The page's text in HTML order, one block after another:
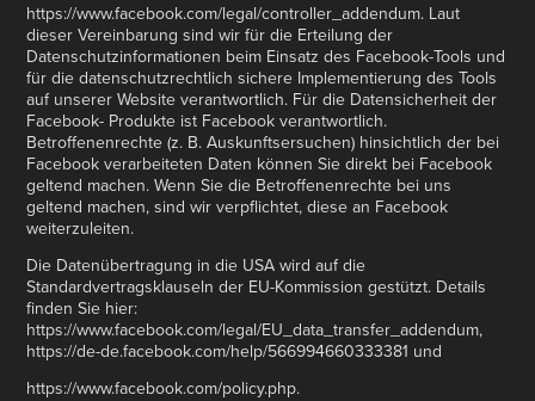
https://www.facebook.com/legal/controller_addendum. Laut
dieser Vereinbarung sind wir für die Erteilung der
Datenschutzinformationen beim Einsatz des Facebook-Tools und
für die datenschutzrechtlich sichere Implementierung des Tools
auf unserer Website verantwortlich. Für die Datensicherheit der
Facebook- Produkte ist Facebook verantwortlich.
Betroffenenrechte (z. B. Auskunftsersuchen) hinsichtlich der bei
Facebook verarbeiteten Daten können Sie direkt bei Facebook
geltend machen. Wenn Sie die Betroffenenrechte bei uns
geltend machen, sind wir verpflichtet, diese an Facebook
weiterzuleiten.
Die Datenübertragung in die USA wird auf die
Standardvertragsklauseln der EU-Kommission gestützt. Details
finden Sie hier:
https://www.facebook.com/legal/EU_data_transfer_addendum,
https://de-de.facebook.com/help/566994660333381 und
https://www.facebook.com/policy.php.